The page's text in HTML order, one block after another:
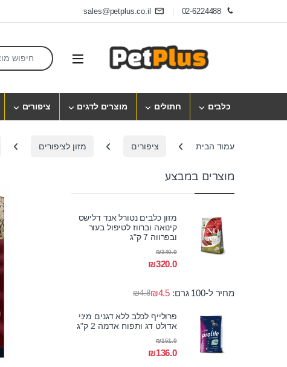
Skip to navigation
02-6224488
sales@petplus.co.il
Open
Search for:
כלבים חתולים מוצרים לדגים ציפורים
עמוד הבית ציפורים מזון לציפורים
מוצרים במבצע
מזון כלבים נטורל אנד דלישס
קינואה וברווז לטיפול בעור
ובפרווה 7 ק"ג
₪320.0
₪340.0
מחיר ל-100 גרם: ₪4.8₪4.5
פרולייף לכלב ללא דגנים מיני
אדולט דג ותפוח אדמה 2 ק"ג
₪136.0
₪151.0